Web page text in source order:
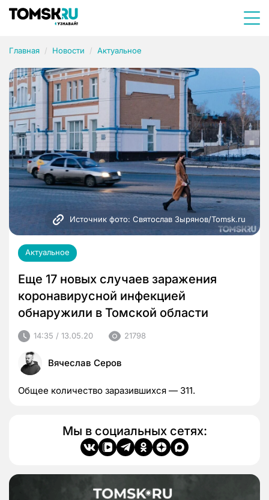
Главная Новости Актуальное
Источник фото: Святослав Зырянов/Tomsk.ru
Актуальное
Еще 17 новых случаев заражения
коронавирусной инфекцией
обнаружили в Томской области
14:35 / 13.05.20 21798
Вячеслав Серов
Общее количество заразившихся — 311.
Мы в социальных сетях: